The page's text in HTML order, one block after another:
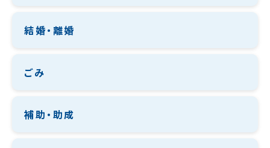
結婚・離婚
ごみ
補助・助成